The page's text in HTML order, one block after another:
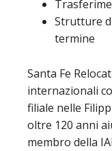
Strutture
termine
Santa Fe
internazionali
filiale nelle
oltre 120 anni
membro della